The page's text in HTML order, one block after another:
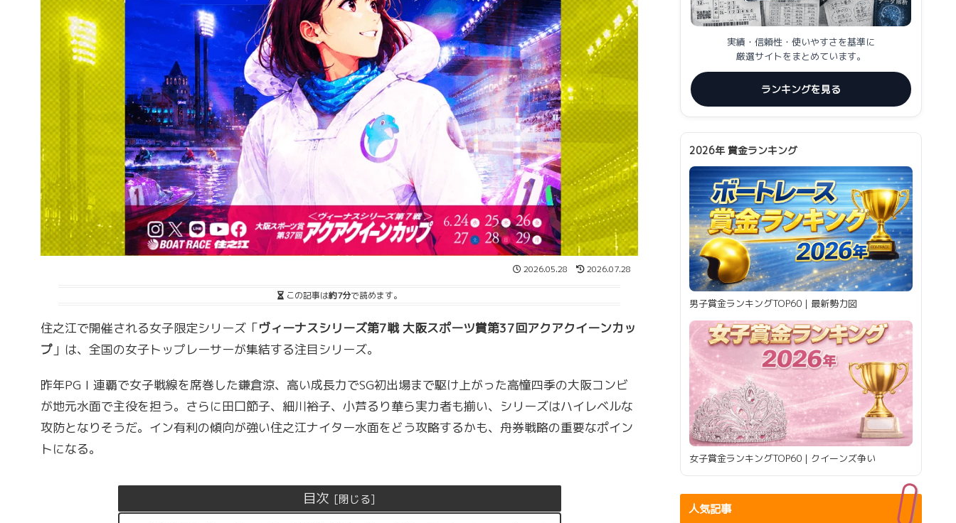
2026.05.28 2026.07.28
この記事は約7分で読めます。
住之江で開催される女子限定シリーズ「ヴィーナスシリーズ第7戦 大阪スポーツ賞第37回アクアクイーンカッ
プ 」は、全国の女子トップレーサーが集結する注目シリーズ。
昨年PGⅠ連覇で女子戦線を席巻した鎌倉涼、高い成長力でSG初出場まで駆け上がった高憧四季の大阪コンビ
が地元水面で主役を担う。さらに田口節子、細川裕子、小芦るり華ら実力者も揃い、シリーズはハイレベルな
攻防となりそうだ。イン有利の傾向が強い住之江ナイター水面をどう攻略するかも、舟券戦略の重要なポイン
トになる。
目次
実績・信頼性・使いやすさを基準に
厳選サイトをまとめています。
ランキングを見る
2026年 賞金ランキング
男子賞金ランキングTOP60｜最新勢力図
女子賞金ランキングTOP60｜クイーンズ争い
人気記事